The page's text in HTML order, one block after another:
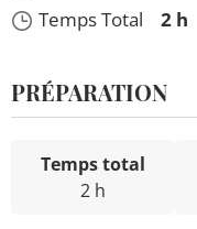
Temps Total
2 h
PRÉPARATION
Temps total
2 h